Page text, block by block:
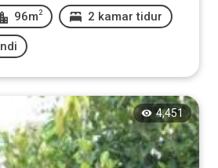
96m 2 2 kamar tidur
4,451